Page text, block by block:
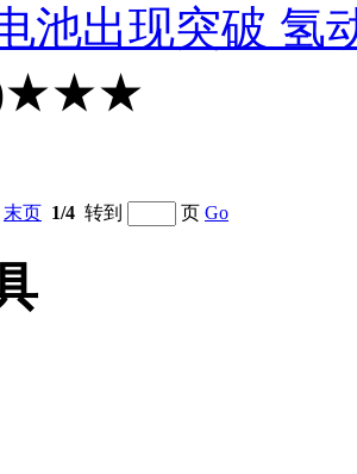
池出现突破 氢
★★★
末页 1/4 转到 页 Go